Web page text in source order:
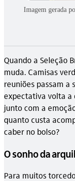
Imagem gerada
Quando a Seleção
muda. Camisas
reuniões passam a
expectativa volta a
junto com a
quanto custa
caber no bolso?
O sonho da
Para muitos